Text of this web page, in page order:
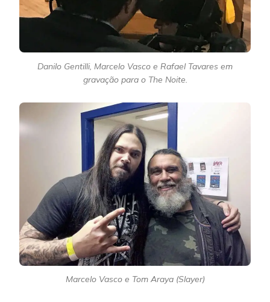
Danilo Gentilli, Marcelo Vasco e Rafael Tavares em
gravação para o The Noite.
Marcelo Vasco e Tom Araya (Slayer)